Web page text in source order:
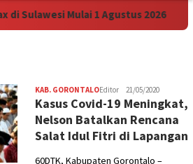
Sulawesi Mulai 1 Agustus 2026
KAB. GORONTALOEditor 21/05/2020
Kasus Covid-19 Meningkat,
Nelson Batalkan Rencana
Salat Idul Fitri di Lapangan
60DTK, Kabupaten Gorontalo –